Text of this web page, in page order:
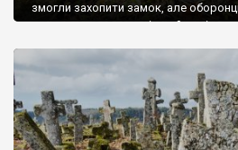
змогли захопити замок, але
поховали на цвинтарі, який тоді
ньому чимало хрестів 19 століття, є